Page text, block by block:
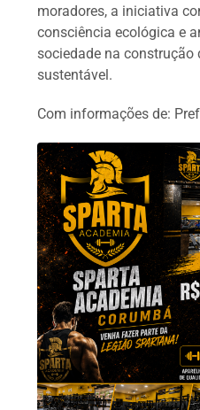
moradores, a iniciativa
consciência ecológica e
sociedade na construção
sustentável.
Com informações de: